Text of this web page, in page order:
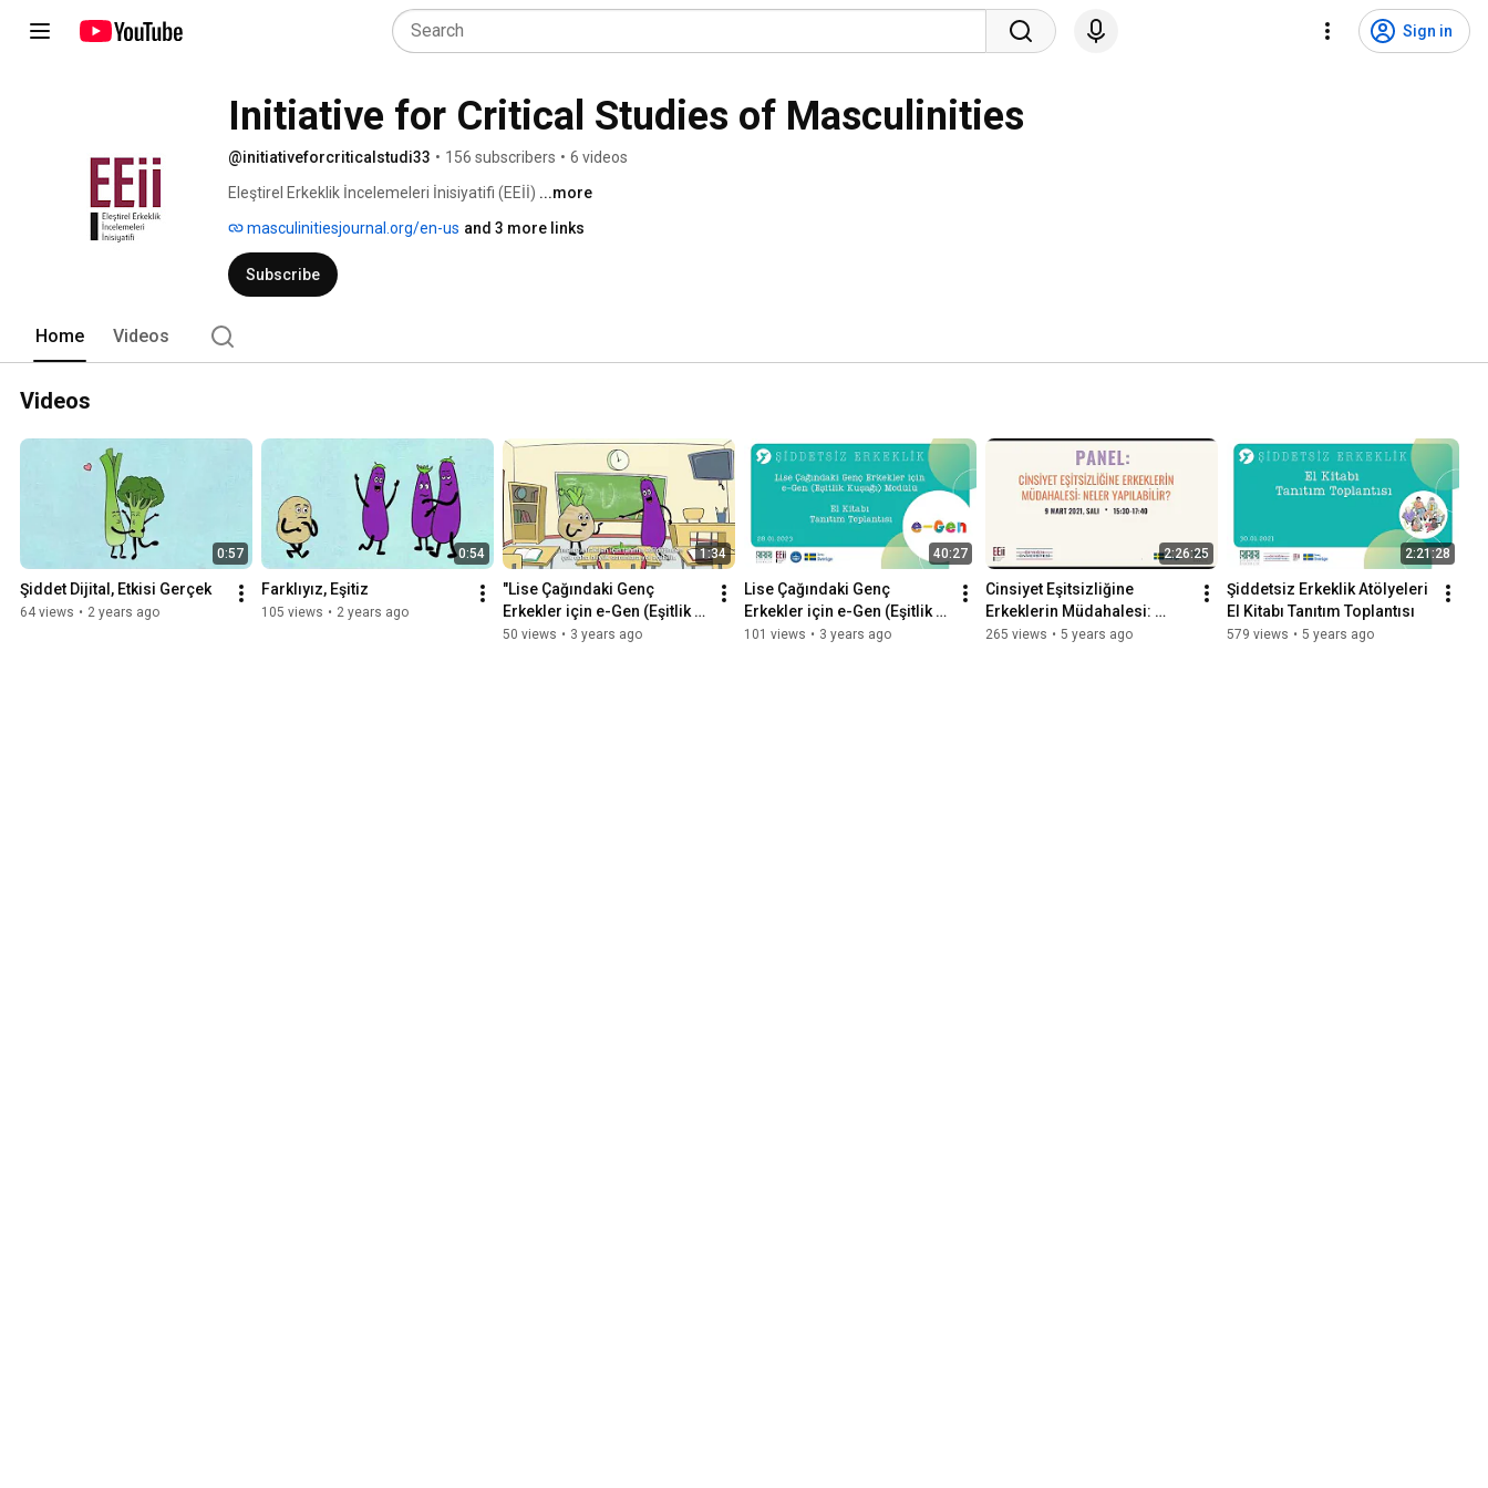
Sign in
Initiative for Critical Studies of Masculinities
@initiativeforcriticalstudi33 • 156 subscribers • 6 videos
Eleştirel Erkeklik İncelemeleri İnisiyatifi (EEİİ) ...more
masculinitiesjournal.org/en-us and 3 more links
Subscribe
Home Videos
Videos
0:57
Şiddet Dijital, Etkisi Gerçek
64 views • 2 years ago
0:54
Farklıyız, Eşitiz
105 views • 2 years ago
1:34
"Lise Çağındaki Genç
Erkekler için e-Gen (Eşitlik
Kuşağı) Modülü" Tanıtım
50 views • 3 years ago
40:27
Lise Çağındaki Genç
Erkekler için e-Gen (Eşitlik
Kuşağı) Modülü Tanıtım
101 views • 3 years ago
2:26:25
Cinsiyet Eşitsizliğine
Erkeklerin Müdahalesi:
Neler Yapılabilir?
265 views • 5 years ago
2:21:28
Şiddetsiz Erkeklik Atölyeleri
El Kitabı Tanıtım Toplantısı
579 views • 5 years ago